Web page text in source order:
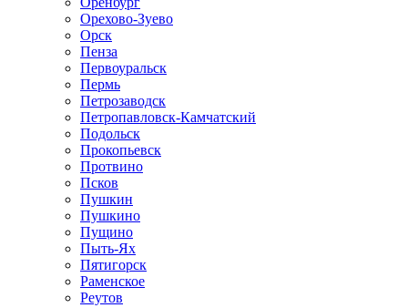
Орехово-Зуево
Орск
Пенза
Первоуральск
Пермь
Петрозаводск
Петропавловск-Камчатский
Подольск
Прокопьевск
Протвино
Псков
Пушкин
Пушкино
Пущино
Пыть-Ях
Пятигорск
Раменское
Реутов